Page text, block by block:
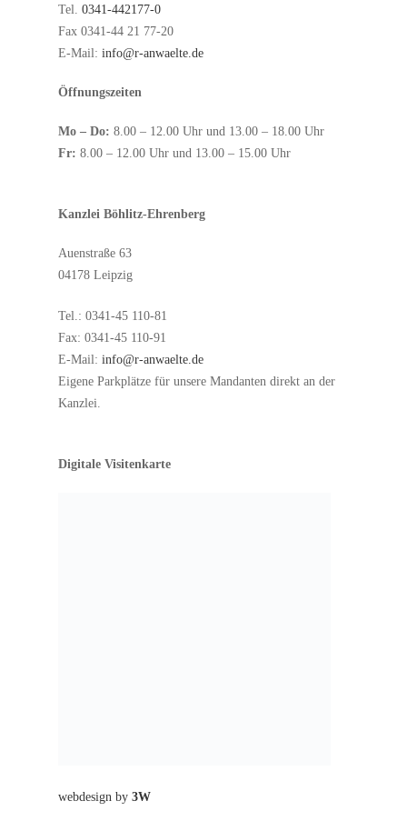
Tel. 0341-442177-0
Fax 0341-44 21 77-20
E-Mail: info@r-anwaelte.de
Öffnungszeiten
Mo – Do: 8.00 – 12.00 Uhr und 13.00 – 18.00 Uhr
Fr: 8.00 – 12.00 Uhr und 13.00 – 15.00 Uhr
Kanzlei Böhlitz-Ehrenberg
Auenstraße 63
04178 Leipzig
Tel.: 0341-45 110-81
Fax: 0341-45 110-91
E-Mail: info@r-anwaelte.de
Eigene Parkplätze für unsere Mandanten direkt an der
Kanzlei.
Digitale Visitenkarte
webdesign by 3W